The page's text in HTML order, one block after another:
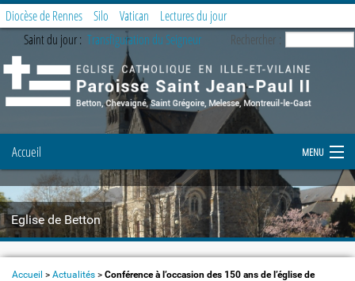
Eglise de Betton
Diocèse de Rennes Silo Vatican
Lectures du jour
Saint du jour : Transfiguration du Seigneur Rechercher :
Accueil MENU
Notre paroisse
Prier et célébrer
Accueil > Actualités > Conférence à l’occasion des 150 ans de l’église de